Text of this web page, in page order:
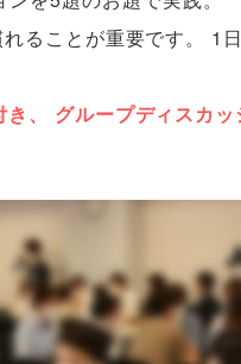
ることが重要です。 1
き、
グループディスカ